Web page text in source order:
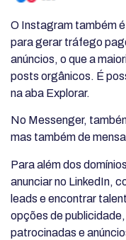
O Instagram também
para gerar tráfego
anúncios, o que a
posts orgânicos. É
na aba Explorar.
No Messenger,
mas também de
Para além dos
anunciar no LinkedIn,
leads e encontrar
opções de
patrocinadas e